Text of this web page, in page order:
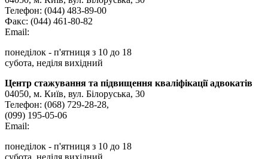
Телефон: (044) 483-89-00
Факс: (044) 461-80-82
Email:
понеділок - п'ятниця з 10 до 18
субота, неділя вихідний
Центр стажування та підвищення кваліфікації адвокатів
04050, м. Київ, вул. Білоруська, 30
Телефон: (068) 729-28-28,
(099) 195-05-06
Email:
понеділок - п'ятниця з 10 до 18
субота, неділя вихідний